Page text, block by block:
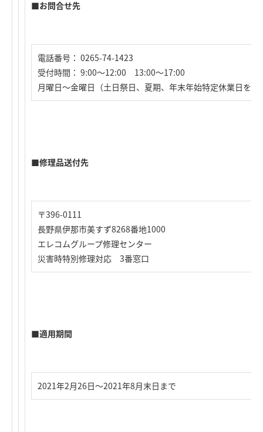
■お問合せ先
電話番号： 0265-74-1423
受付時間： 9:00～12:00 13:00～17:00
月曜日～金曜日（土日祭日、夏期、年末年始特定休業日を除
■修理品送付先
〒396-0111
長野県伊那市美すず8268番地1000
エレコムグループ修理センター
災害時特別修理対応 3番窓口
■適用期間
2021年2月26日～2021年8月末日まで